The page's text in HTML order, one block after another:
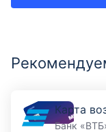
Карта
Банк